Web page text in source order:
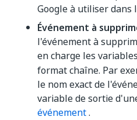
Google à utiliser dans
Événement à
l'événement à
en charge les variables
format chaîne. Par
le nom exact de
variable de sortie
événement.